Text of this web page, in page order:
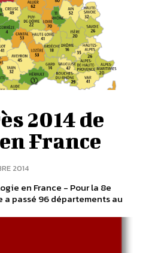
2014 de
France
2014
en France - Pour la 8e
passé 96 départements au